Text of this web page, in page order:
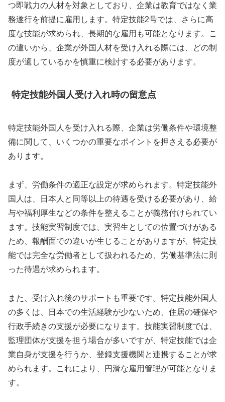
つ即戦力の人材を対象としており、企業は教育ではなく業
務遂行を前提に雇用します。特定技能2号では、さらに高
度な技能が求められ、長期的な雇用も可能となります。こ
の違いから、企業が外国人材を受け入れる際には、どの制
度が適しているかを慎重に検討する必要があります。
特定技能外国人受け入れ時の留意点
特定技能外国人を受け入れる際、企業は労働条件や環境整
備に関して、いくつかの重要なポイントを押さえる必要が
あります。
まず、労働条件の適正な設定が求められます。特定技能外
国人は、日本人と同等以上の待遇を受ける必要があり、給
与や福利厚生などの条件を整えることが義務付けられてい
ます。技能実習制度では、実習生としての位置づけがある
ため、報酬面での違いが生じることがありますが、特定技
能では完全な労働者として扱われるため、労働基準法に則
った待遇が求められます。
また、受け入れ後のサポートも重要です。特定技能外国人
の多くは、日本での生活経験が少ないため、住居の確保や
行政手続きの支援が必要になります。技能実習制度では、
監理団体が支援を担う場合が多いですが、特定技能では企
業自身が支援を行うか、登録支援機関と連携することが求
められます。これにより、円滑な雇用管理が可能となりま
す。